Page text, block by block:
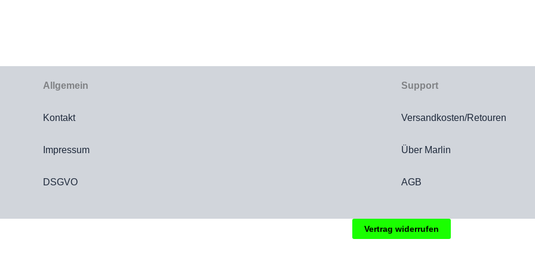
Allgemein
Kontakt
Impressum
DSGVO
Support
Versandkosten/Retouren
Über Marlin
AGB
Vertrag widerrufen